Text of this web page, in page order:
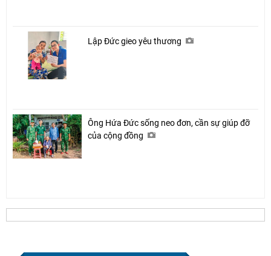
Lập Đức gieo yêu thương
Ông Hứa Đức sống neo đơn, cần sự giúp đỡ
của cộng đồng